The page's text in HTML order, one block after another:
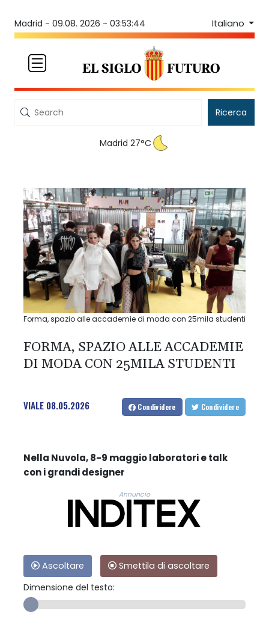
Madrid - 09.08. 2026 - 03:53:44 Italiano
Ricerca
Madrid 27°C
Forma, spazio alle accademie di moda con 25mila studenti
FORMA, SPAZIO ALLE ACCADEMIE
DI MODA CON 25MILA STUDENTI
VIALE 08.05.2026 Condividere Condividere
Nella Nuvola, 8-9 maggio laboratori e talk
con i grandi designer
Annuncio
Ascoltare
Smettila di ascoltare
Dimensione del testo: